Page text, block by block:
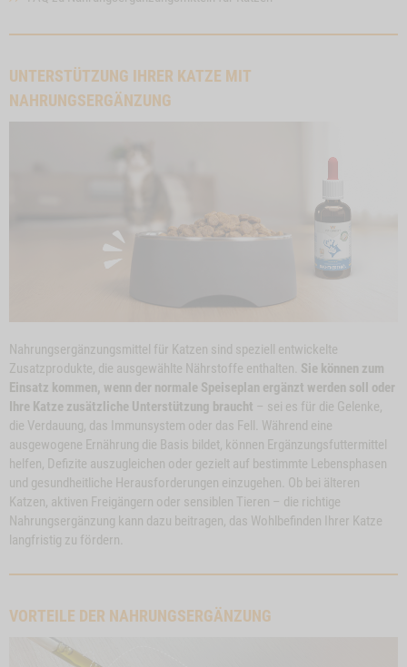
UNTERSTÜTZUNG IHRER KATZE MIT
NAHRUNGSERGÄNZUNG
Nahrungsergänzungsmittel für Katzen sind speziell entwickelte
Zusatzprodukte, die ausgewählte Nährstoffe enthalten. Sie können zum
Einsatz kommen, wenn der normale Speiseplan ergänzt werden soll oder
Ihre Katze zusätzliche Unterstützung braucht – sei es für die Gelenke,
die Verdauung, das Immunsystem oder das Fell. Während eine
ausgewogene Ernährung die Basis bildet, können Ergänzungsfuttermittel
helfen, Defizite auszugleichen oder gezielt auf bestimmte Lebensphasen
und gesundheitliche Herausforderungen einzugehen. Ob bei älteren
Katzen, aktiven Freigängern oder sensiblen Tieren – die richtige
Nahrungsergänzung kann dazu beitragen, das Wohlbefinden Ihrer Katze
langfristig zu fördern.
VORTEILE DER NAHRUNGSERGÄNZUNG